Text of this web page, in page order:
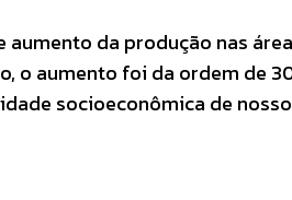
aumento da produção nas
o aumento foi da ordem de
socioeconômica de